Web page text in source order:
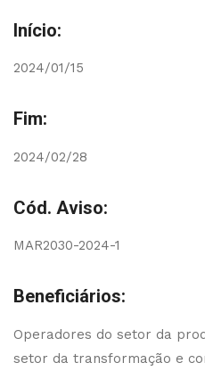
Início:
2024/01/15
Fim:
2024/02/28
Cód. Aviso:
MAR2030-2024-1
Beneficiários:
Operadores do setor da
setor da transformação e